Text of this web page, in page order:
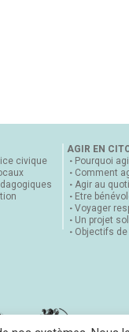
civique
AGIR EN
Pourquoi
Comment
Agir au
Etre
Voyager
Un projet
Objectifs